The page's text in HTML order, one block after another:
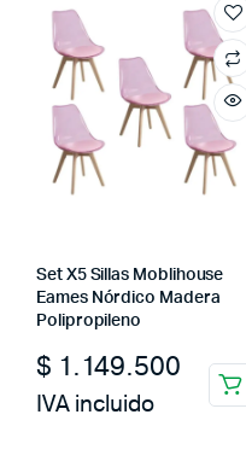
Set X5 Sillas Moblihouse
Eames Nórdico Madera
Polipropileno
$ 1.149.500
IVA incluido